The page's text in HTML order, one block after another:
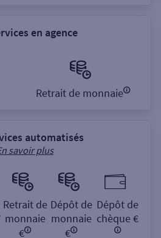
en agence
Retrait de monnaie
automatisés
savoir plus
Retrait de
monnaie
€
Dépôt de
monnaie
€
Dépôt de
chèque €